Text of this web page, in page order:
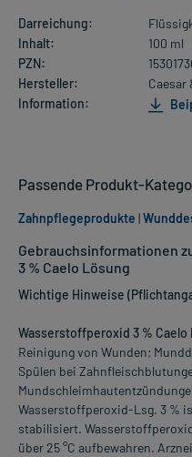
Darreichung:
Inhalt:
100 ml
PZN:
Hersteller:
Caesar
Information:
Gebrauchsinformationen
3 % Caelo Lösung
Wichtige Hinweise
Wasserstoffperoxid 3 % Caelo
Reinigung von Wunden;
Spülen bei
Wasserstoffperoxid-Lsg. 3 %
stabilisiert.
über 25 °C aufbewahren.
Passende Produkt-
Zahnpflegeprodukte |